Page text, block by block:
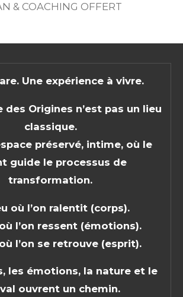
& COACHING OFFERT
Une expérience à vivre.
des Origines n’est pas un lieu
classique.
préservé, intime, où le
guide le processus de
transformation.
où l’on ralentit (corps).
l’on ressent (émotions).
l’on se retrouve (esprit).
les émotions, la nature et le
ouvrent un chemin.